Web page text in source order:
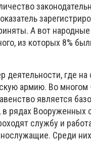
А вот
из которых 8%
деятельности, где
армию. Во многом
является
в рядах
службу и
Среди